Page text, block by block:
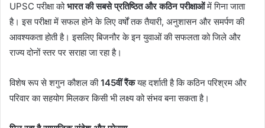
UPSC परीक्षा कोभारत की सबसे प्रतिष्ठित और कठिन परीक्षाओंमें गिना जाता
है। इस परीक्षा में सफल होने के लिए वर्षों तक तैयारी, अनुशासन और समर्पण की
आवश्यकता होती है। इसलिए बिजनौर के इन युवाओं की सफलता को जिले और
राज्य दोनों स्तर पर सराहा जा रहा है।
विशेष रूप से शगुन कौशल की145वीं रैंकयह दर्शाती है कि कठिन परिश्रम और
परिवार का सहयोग मिलकर किसी भी लक्ष्य को संभव बना सकता है।